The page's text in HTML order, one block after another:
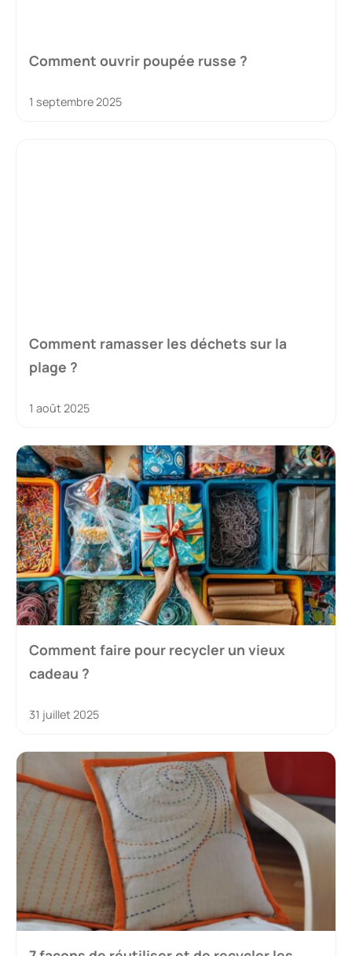
Comment ouvrir poupée russe ?
1 septembre 2025
Comment ramasser les déchets sur la
plage ?
1 août 2025
Comment faire pour recycler un vieux
cadeau ?
31 juillet 2025